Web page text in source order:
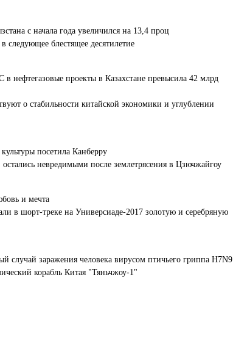
с начала года увеличился на 13,4 проц
блестящее десятилетие
нефтегазовые проекты в Казахстане превысила 42 млрд
о стабильности китайской экономики и углублении
посетила Канберру
невредимыми после землетрясения в Цзючжайгоу
и мечта
в шорт-треке на Универсиаде-2017 золотую и серебряную
случай заражения человека вирусом птичьего гриппа H7N9
корабль Китая "Тяньчжоу-1"